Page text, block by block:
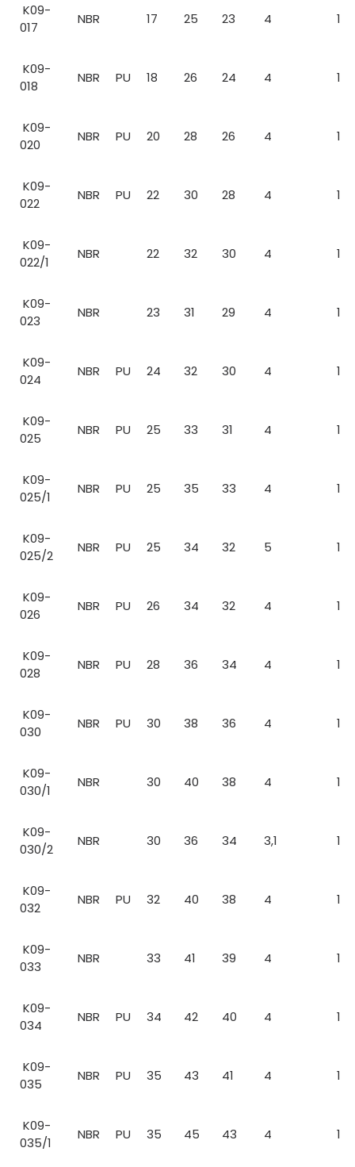
K09-
017
NBR 17 25 23 4 1
K09-
018
NBR PU 18 26 24 4 1
K09-
020
NBR PU 20 28 26 4 1
K09-
022
NBR PU 22 30 28 4 1
K09-
022/1
NBR 22 32 30 4 1
K09-
023
NBR 23 31 29 4 1
K09-
024
NBR PU 24 32 30 4 1
K09-
025
NBR PU 25 33 31 4 1
K09-
025/1
NBR PU 25 35 33 4 1
K09-
025/2
NBR PU 25 34 32 5 1
K09-
026
NBR PU 26 34 32 4 1
K09-
028
NBR PU 28 36 34 4 1
K09-
030
NBR PU 30 38 36 4 1
K09-
030/1
NBR 30 40 38 4 1
K09-
030/2
NBR 30 36 34 3,1 1
K09-
032
NBR PU 32 40 38 4 1
K09-
033
NBR 33 41 39 4 1
K09-
034
NBR PU 34 42 40 4 1
K09-
035
NBR PU 35 43 41 4 1
K09-
035/1
NBR PU 35 45 43 4 1